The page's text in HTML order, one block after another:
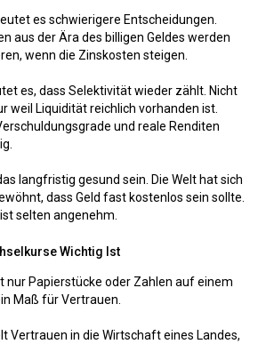
es schwierigere Entscheidungen.
aus der Ära des billigen Geldes werden
wenn die Zinskosten steigen.
es, dass Selektivität wieder zählt. Nicht
weil Liquidität reichlich vorhanden ist.
und reale Renditen
langfristig gesund sein. Die Welt hat sich
dass Geld fast kostenlos sein sollte.
selten angenehm.
Wichtig Ist
nur Papierstücke oder Zahlen auf einem
Maß für Vertrauen.
Vertrauen in die Wirtschaft eines Landes,